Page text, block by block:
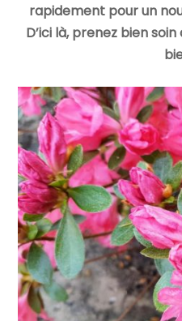
rapidement pour un
D’ici là, prenez bien